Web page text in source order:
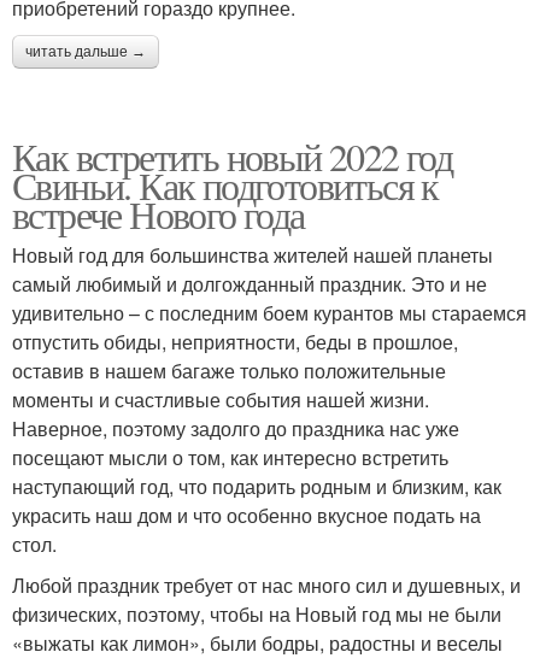
приобретений гораздо крупнее.
читать дальше →
Как встретить новый 2022 год
Свиньи. Как подготовиться к
встрече Нового года
Новый год для большинства жителей нашей планеты
самый любимый и долгожданный праздник. Это и не
удивительно – с последним боем курантов мы стараемся
отпустить обиды, неприятности, беды в прошлое,
оставив в нашем багаже только положительные
моменты и счастливые события нашей жизни.
Наверное, поэтому задолго до праздника нас уже
посещают мысли о том, как интересно встретить
наступающий год, что подарить родным и близким, как
украсить наш дом и что особенно вкусное подать на
стол.
Любой праздник требует от нас много сил и душевных, и
физических, поэтому, чтобы на Новый год мы не были
«выжаты как лимон», были бодры, радостны и веселы